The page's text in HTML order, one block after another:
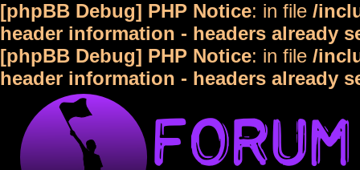
[phpBB Debug] PHP Notice: in file /
header information - headers already
[phpBB Debug] PHP Notice: in file /
header information - headers already